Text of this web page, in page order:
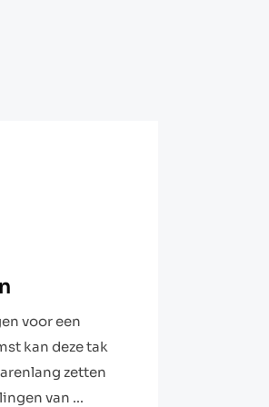
voor een
kan deze tak
zetten
van ...